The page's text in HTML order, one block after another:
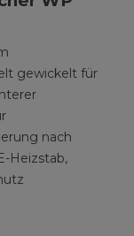
gewickelt für
nach
Heizstab,